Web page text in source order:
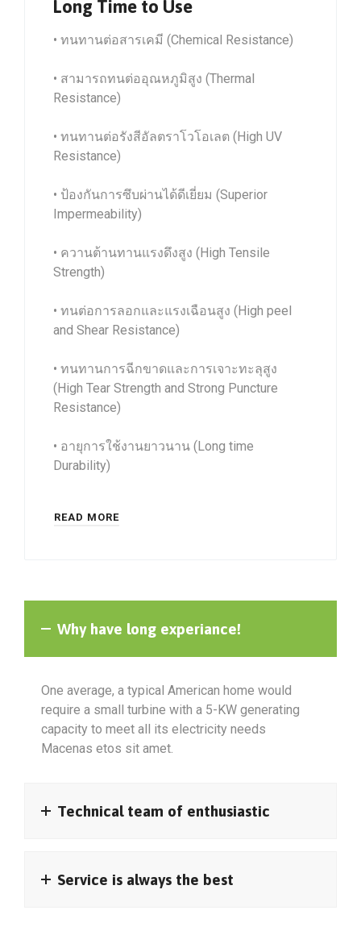
Long Time to Use
• ทนทานต่อสารเคมี (Chemical Resistance)
• สามารถทนต่ออุณหภูมิสูง (Thermal
Resistance)
• ทนทานต่อรังสีอัลตราโวโอเลต (High UV
Resistance)
• ป้องกันการซึบผ่านได้ดีเยี่ยม (Superior
Impermeability)
• ควานต้านทานแรงดึงสูง (High Tensile
Strength)
• ทนต่อการลอกและแรงเฉือนสูง (High peel
and Shear Resistance)
• ทนทานการฉีกขาดและการเจาะทะลุสูง
(High Tear Strength and Strong Puncture
Resistance)
• อายุการใช้งานยาวนาน (Long time
Durability)
READ MORE
Why have long experiance!
One average, a typical American home would
require a small turbine with a 5-KW generating
capacity to meet all its electricity needs
Macenas etos sit amet.
Technical team of enthusiastic
Service is always the best